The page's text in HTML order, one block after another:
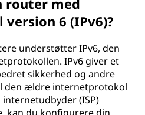
router med
6 (IPv6)?
understøtter IPv6, den
IPv6 giver et
sikkerhed og andre
den ældre internetprotokol
internetudbyder (ISP)